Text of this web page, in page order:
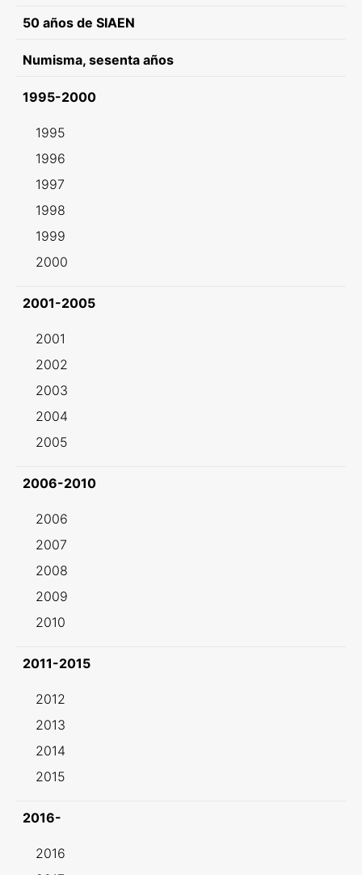
50 años de SIAEN
Numisma, sesenta años
1995-2000
1995
1996
1997
1998
1999
2000
2001-2005
2001
2002
2003
2004
2005
2006-2010
2006
2007
2008
2009
2010
2011-2015
2012
2013
2014
2015
2016-
2016